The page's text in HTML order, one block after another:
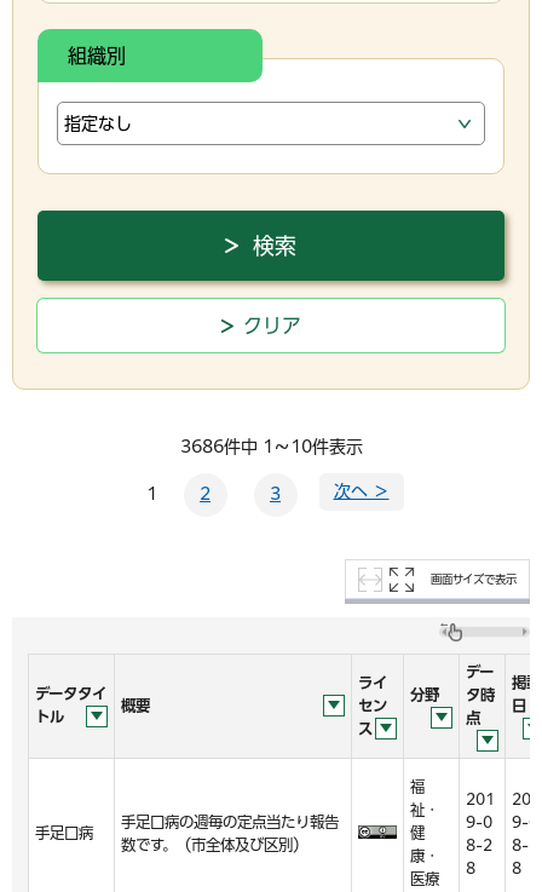
組織別
3686件中 1～10件表示
1 2 3 次へ ＞
画面サイズで表示
データタイ
トル
概要
ライ
セン
ス
分野
デー
タ時
点
掲載
日
手足口病
手足口病の週毎の定点当たり報告
数です。（市全体及び区別）
福
祉・
健
康・
医療
201
9-0
8-2
8
201
9-0
8-2
8